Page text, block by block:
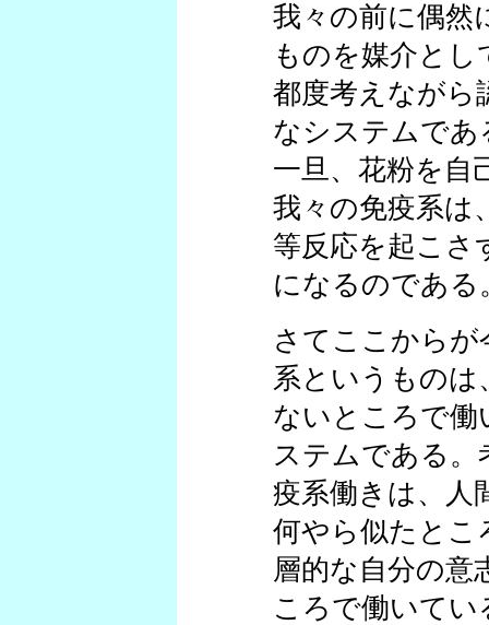
我々の前に偶然
ものを媒介とし
都度考えながら
なシステムで
一旦、花粉を自
我々の免疫系は
等反応を起こさ
になるのである
さてここからが
系というものは
ないところで働
ステムである。
疫系働きは、人
何やら似たとこ
層的な自分の意
ころで働いてい